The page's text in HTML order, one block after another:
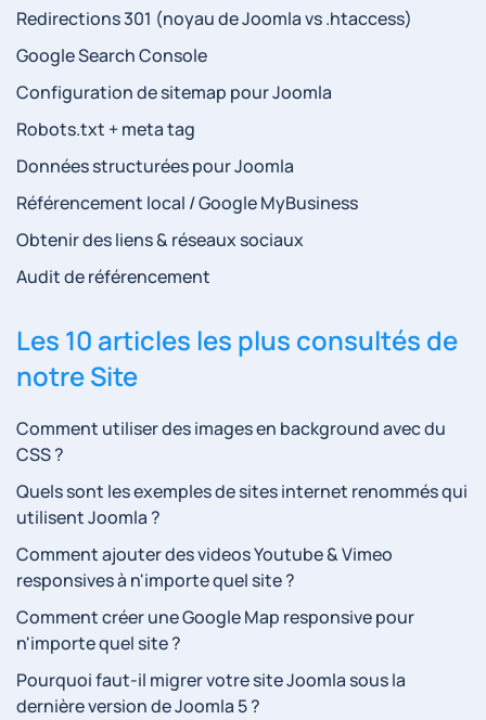
Redirections 301 (noyau de Joomla vs .htaccess)
Google Search Console
Configuration de sitemap pour Joomla
Robots.txt + meta tag
Données structurées pour Joomla
Référencement local / Google MyBusiness
Obtenir des liens & réseaux sociaux
Audit de référencement
Les 10 articles les plus consultés de
notre Site
Comment utiliser des images en background avec du
CSS ?
Quels sont les exemples de sites internet renommés qui
utilisent Joomla ?
Comment ajouter des videos Youtube & Vimeo
responsives à n'importe quel site ?
Comment créer une Google Map responsive pour
n'importe quel site ?
Pourquoi faut-il migrer votre site Joomla sous la
dernière version de Joomla 5 ?